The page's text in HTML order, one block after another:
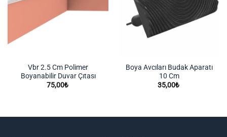
Vbr 2.5 Cm Polimer
Boyanabilir Duvar Çıtası
75,00₺
Boya Avcıları Budak Aparatı
10 Cm
35,00₺